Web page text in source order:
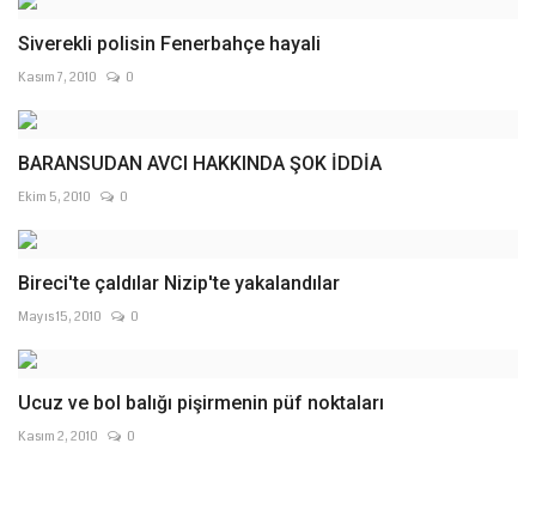
Siverekli polisin Fenerbahçe hayali
Kasım 7, 2010 0
BARANSUDAN AVCI HAKKINDA ŞOK İDDİA
Ekim 5, 2010 0
Bireci'te çaldılar Nizip'te yakalandılar
Mayıs 15, 2010 0
Ucuz ve bol balığı pişirmenin püf noktaları
Kasım 2, 2010 0